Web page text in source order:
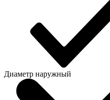
Диаметр наружный